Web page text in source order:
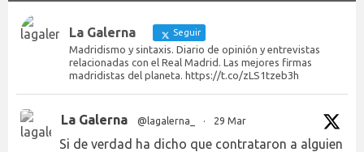
La Galerna Seguir
Madridismo y sintaxis. Diario de opinión y entrevistas
relacionadas con el Real Madrid. Las mejores firmas
madridistas del planeta. https://t.co/zLS1tzeb3h
La Galerna @lagalerna_ · 29 Mar
Si de verdad ha dicho que contrataron a alguien